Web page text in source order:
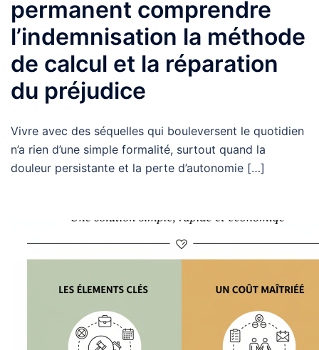
permanent comprendre
l’indemnisation la méthode
de calcul et la réparation
du préjudice
Vivre avec des séquelles qui bouleversent le quotidien
n’a rien d’une simple formalité, surtout quand la
douleur persistante et la perte d’autonomie […]